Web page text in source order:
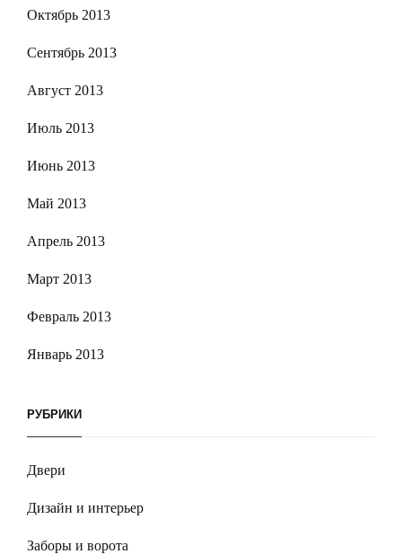
Октябрь 2013
Сентябрь 2013
Август 2013
Июль 2013
Июнь 2013
Май 2013
Апрель 2013
Март 2013
Февраль 2013
Январь 2013
РУБРИКИ
Двери
Дизайн и интерьер
Заборы и ворота